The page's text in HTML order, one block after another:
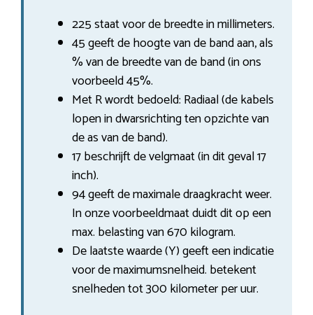
225 staat voor de breedte in millimeters.
45 geeft de hoogte van de band aan, als
% van de breedte van de band (in ons
voorbeeld 45%.
Met R wordt bedoeld: Radiaal (de kabels
lopen in dwarsrichting ten opzichte van
de as van de band).
17 beschrijft de velgmaat (in dit geval 17
inch).
94 geeft de maximale draagkracht weer.
In onze voorbeeldmaat duidt dit op een
max. belasting van 670 kilogram.
De laatste waarde (Y) geeft een indicatie
voor de maximumsnelheid. betekent
snelheden tot 300 kilometer per uur.